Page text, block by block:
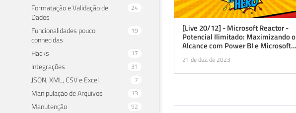
Formatação e Validação de
Dados
24
Funcionalidades pouco
conhecidas
19
Hacks 17
Integrações 31
JSON, XML, CSV e Excel 7
Manipulação de Arquivos 13
Manutenção 92
[Live 20/12] - Microsoft Reactor -
Potencial Ilimitado: Maximizando o
Alcance com Power BI e Microsoft
Fabric
21 de dez. de 2023